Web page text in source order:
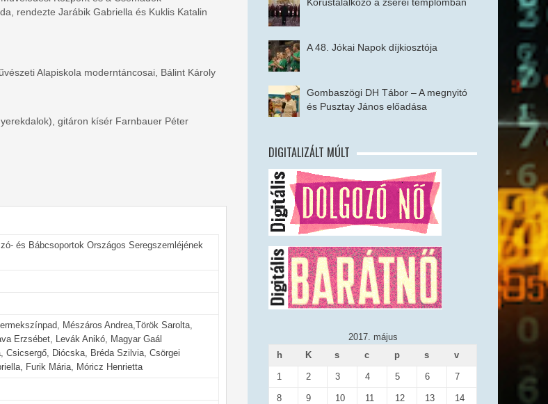
rendezte Jarábik Gabriella és Kuklis Katalin
Alapiskola moderntáncosai, Bálint Károly
gitáron kísér Farnbauer Péter
és Bábcsoportok Országos Seregszemléjének
Mészáros Andrea,Török Sarolta,
Erzsébet, Levák Anikó, Magyar Gaál
Csicsergő, Diócska, Bréda Szilvia, Csörgei
Furik Mária, Móricz Henrietta
A 48. Jókai Napok díjkiosztója
Gombaszögi DH Tábor – A megnyitó
és Pusztay János előadása
DIGITALIZÁLT MÚLT
2017. május
h
K s c p s v
1 2 3 4 5 6 7
8 9 10 11 12 13 14